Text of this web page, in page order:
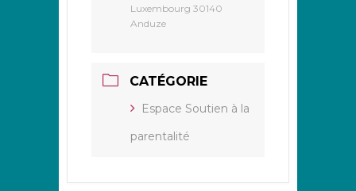
Luxembourg 30140
Anduze
CATÉGORIE
Espace Soutien à la
parentalité